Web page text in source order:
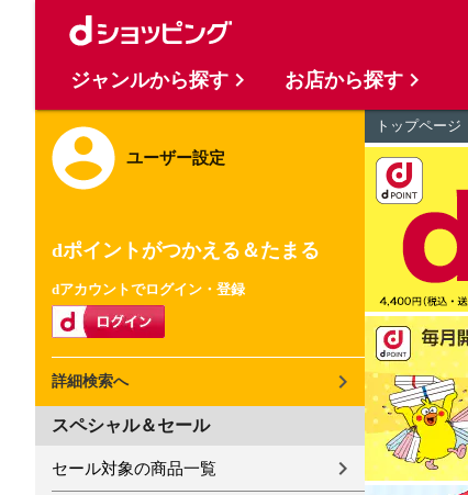
ユーザー設定
dポイントがつかえる＆たまる
dアカウントでログイン・登録
詳細検索へ
スペシャル＆セール
セール対象の商品一覧
トップページ
ジャンルから探す お店から探す